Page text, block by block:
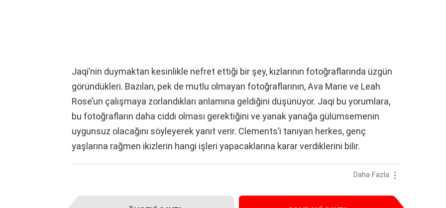
Jaqi’nin duymaktan kesinlikle nefret ettiği bir şey, kızlarının fotoğraflarında üzgün
göründükleri. Bazıları, pek de mutlu olmayan fotoğraflarının, Ava Marie ve Leah
Rose’un çalışmaya zorlandıkları anlamına geldiğini düşünüyor. Jaqi bu yorumlara,
bu fotoğrafların daha ciddi olması gerektiğini ve yanak yanağa gülümsemenin
uygunsuz olacağını söyleyerek yanıt verir. Clements’i tanıyan herkes, genç
yaşlarına rağmen ikizlerin hangi işleri yapacaklarına karar verdiklerini bilir.
Daha Fazla
I